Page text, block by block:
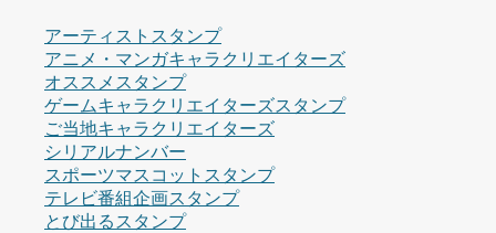
アーティストスタンプ
アニメ・マンガキャラクリエイターズ
オススメスタンプ
ゲームキャラクリエイターズスタンプ
ご当地キャラクリエイターズ
シリアルナンバー
スポーツマスコットスタンプ
テレビ番組企画スタンプ
とび出るスタンプ